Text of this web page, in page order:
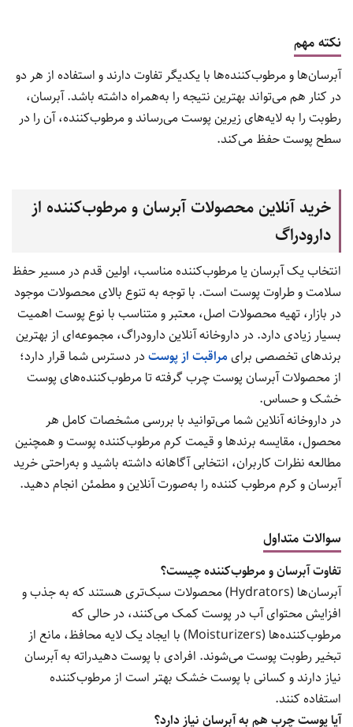
نکته مهم
آبرسان‌ها و مرطوب‌کننده‌ها با یکدیگر تفاوت دارند و استفاده از هر دو
در کنار هم می‌تواند بهترین نتیجه را به‌همراه داشته باشد. آبرسان،
رطوبت را به لایه‌های زیرین پوست می‌رساند و مرطوب‌کننده، آن را در
سطح پوست حفظ می‌کند.
خرید آنلاین محصولات آبرسان و مرطوب‌کننده از
دارودراگ
انتخاب یک آبرسان یا مرطوب‌کننده مناسب، اولین قدم در مسیر حفظ
سلامت و طراوت پوست است. با توجه به تنوع بالای محصولات موجود
در بازار، تهیه محصولات اصل، معتبر و متناسب با نوع پوست اهمیت
بسیار زیادی دارد. در داروخانه آنلاین دارودراگ، مجموعه‌ای از بهترین
برندهای تخصصی برایمراقبت از پوست در دسترس شما قرار دارد؛
از محصولات آبرسان پوست چرب گرفته تا مرطوب‌کننده‌های پوست
خشک و حساس.
در داروخانه آنلاین شما می‌توانید با بررسی مشخصات کامل هر
محصول، مقایسه برندها و قیمت کرم مرطوب‌کننده پوست و همچنین
مطالعه نظرات کاربران، انتخابی آگاهانه داشته باشید و به‌راحتی خرید
آبرسان و کرم مرطوب کننده را به‌صورت آنلاین و مطمئن انجام دهید.
سوالات متداول
تفاوت آبرسان و مرطوب‌کننده چیست؟
آبرسان‌ها (Hydrators) محصولات سبک‌تری هستند که به جذب و
افزایش محتوای آب در پوست کمک می‌کنند، در حالی که
مرطوب‌کننده‌ها (Moisturizers) با ایجاد یک لایه محافظ، مانع از
تبخیر رطوبت پوست می‌شوند. افرادی با پوست دهیدراته به آبرسان
نیاز دارند و کسانی با پوست خشک بهتر است از مرطوب‌کننده
استفاده کنند.
آیا پوست چرب هم به آبرسان نیاز دارد؟